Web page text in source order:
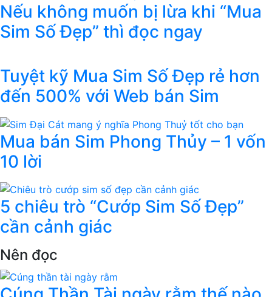
Nếu không muốn bị lừa khi “Mua
Sim Số Đẹp” thì đọc ngay
Tuyệt kỹ Mua Sim Số Đẹp rẻ hơn
đến 500% với Web bán Sim
Mua bán Sim Phong Thủy – 1 vốn
10 lời
5 chiêu trò “Cướp Sim Số Đẹp”
cần cảnh giác
Nên đọc